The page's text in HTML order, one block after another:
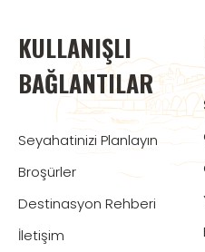
KULLANIŞLI
BAĞLANTILAR
Seyahatinizi Planlayın
Broşürler
Destinasyon Rehberi
İletişim